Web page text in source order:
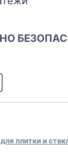
плитки и